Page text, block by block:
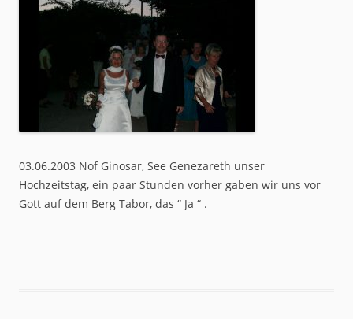
03.06.2003 Nof Ginosar, See Genezareth unser
Hochzeitstag, ein paar Stunden vorher gaben wir uns vor
Gott auf dem Berg Tabor, das “ Ja “ .